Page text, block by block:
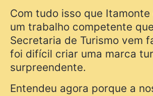
Com tudo isso que Itamonte
um trabalho competente
Secretaria de Turismo vem
foi difícil criar uma marca
surpreendente.
Entendeu agora porque a